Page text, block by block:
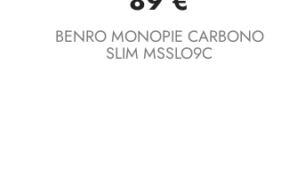
BENRO MONOPIE CARBONO
SLIM MSSLO9C